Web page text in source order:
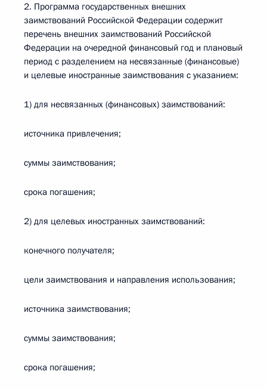
2. Программа государственных внешних
заимствований Российской Федерации содержит
перечень внешних заимствований Российской
Федерации на очередной финансовый год и плановый
период с разделением на несвязанные (финансовые)
и целевые иностранные заимствования с указанием:
1) для несвязанных (финансовых) заимствований:
источника привлечения;
суммы заимствования;
срока погашения;
2) для целевых иностранных заимствований:
конечного получателя;
цели заимствования и направления использования;
источника заимствования;
суммы заимствования;
срока погашения;